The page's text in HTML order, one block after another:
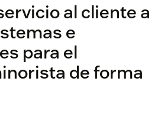
al cliente a
e
para el
de forma